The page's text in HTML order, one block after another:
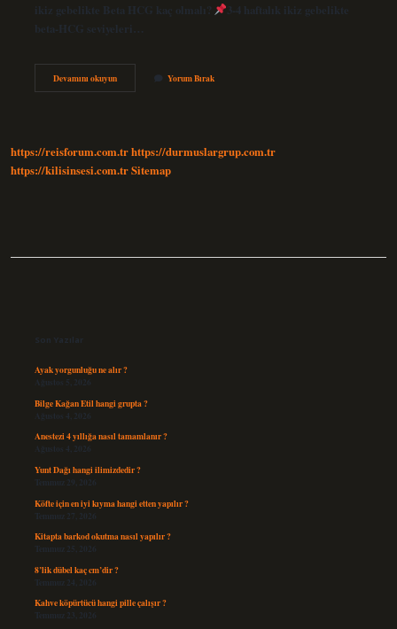
ikiz gebelikte Beta HCG kaç olmalı?
3-4 haftalık ikiz gebelikte
beta-HCG seviyeleri…
Devamını okuyunİKiz
Gebelikte
Görülür
Yorum Bırak
https://reisforum.com.trhttps://durmuslargrup.com.tr
https://kilisinsesi.com.trSitemap
Son Yazılar
Ayak yorgunluğu ne alır ?
Ağustos 5, 2026
Bilge Kağan Etil hangi grupta ?
Ağustos 4, 2026
Anestezi 4 yıllığa nasıl tamamlanır ?
Ağustos 4, 2026
Yunt Dağı hangi ilimizdedir ?
Temmuz 29, 2026
Köfte için en iyi kıyma hangi etten yapılır ?
Temmuz 27, 2026
Kitapta barkod okutma nasıl yapılır ?
Temmuz 25, 2026
8’lik dübel kaç cm’dir ?
Temmuz 24, 2026
Kahve köpürtücü hangi pille çalışır ?
Temmuz 23, 2026